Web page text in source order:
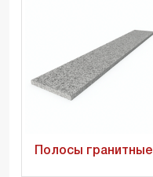
Полосы гранитные